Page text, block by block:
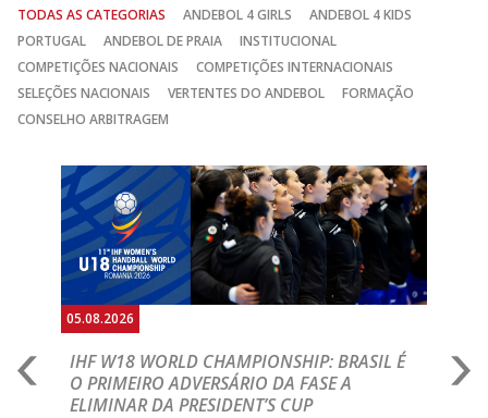
TODAS AS CATEGORIAS ANDEBOL 4 GIRLS
ANDEBOL 4 KIDS
PORTUGAL
ANDEBOL DE PRAIA
INSTITUCIONAL
COMPETIÇÕES NACIONAIS
COMPETIÇÕES INTERNACIONAIS
SELEÇÕES NACIONAIS
VERTENTES DO ANDEBOL
FORMAÇÃO
CONSELHO ARBITRAGEM
05.08.2026
IHF W18 WORLD CHAMPIONSHIP: BRASIL É
O PRIMEIRO ADVERSÁRIO DA FASE A
ELIMINAR DA PRESIDENT’S CUP
Anterior